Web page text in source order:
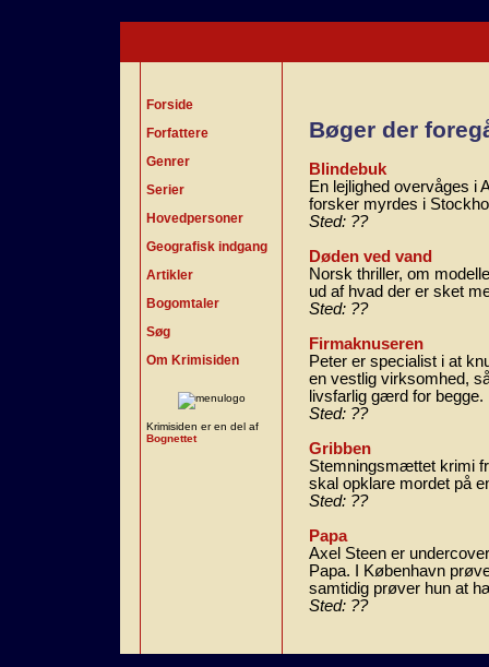
Forside
Forfattere
Genrer
Serier
Hovedpersoner
Geografisk indgang
Artikler
Bogomtaler
Søg
Om Krimisiden
Krimisiden er en del af
Bognettet
Bøger der
Blindebuk
En lejlighed overvåges
forsker myrdes i
Sted: ??
Døden ved vand
Norsk thriller, om
ud af hvad der er sket
Sted: ??
Firmaknuseren
Peter er specialist i at
en vestlig virksomhed,
livsfarlig gærd for begge.
Sted: ??
Gribben
Stemningsmættet krimi
skal opklare mordet på
Sted: ??
Papa
Axel Steen er
Papa. I København
samtidig prøver hun at
Sted: ??